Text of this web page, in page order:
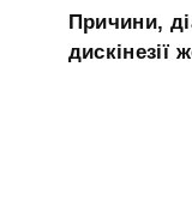
Причини,
дискінезії